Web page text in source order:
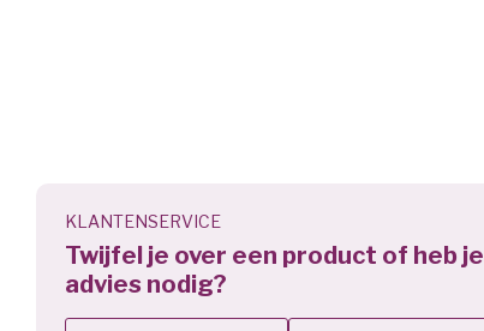
KLANTENSERVICE
Twijfel je over een product of heb je
advies nodig?